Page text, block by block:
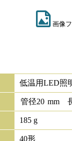
画像
低温用LED照
管径20 mm
185 g
40形